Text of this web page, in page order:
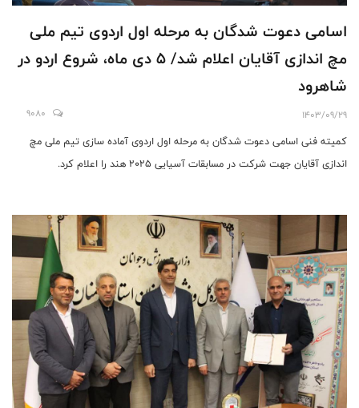
اسامی دعوت شدگان به مرحله اول اردوی تیم ملی
مچ اندازی آقایان اعلام شد/ 5 دی ماه، شروع اردو در
شاهرود
1403/09/29
9080
کمیته فنی اسامی دعوت شدگان به مرحله اول اردوی آماده سازی تیم ملی مچ
اندازی آقایان جهت شرکت در مسابقات آسیایی 2025 هند را اعلام کرد.